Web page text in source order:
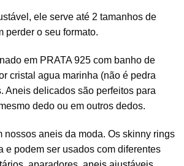
ele serve até 2 tamanhos de
perder o seu formato.
em PRATA 925 com banho de
cristal agua marinha (não é pedra
Aneis delicados são perfeitos para
dedo ou em outros dedos.
nossos aneis da moda. Os skinny rings
e podem ser usados com diferentes